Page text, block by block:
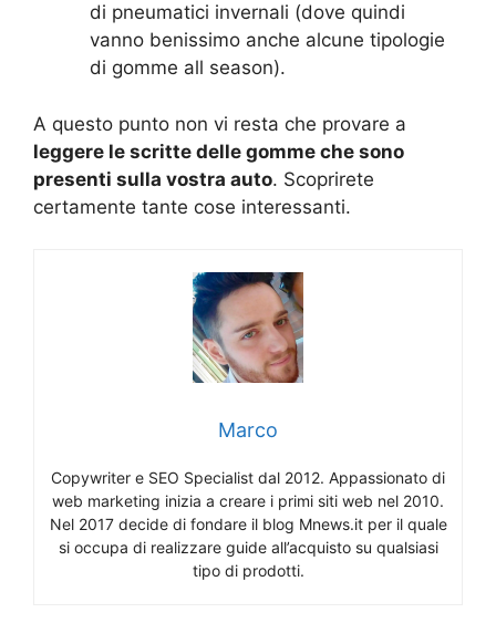
di pneumatici invernali (dove quindi
vanno benissimo anche alcune tipologie
di gomme all season).
A questo punto non vi resta che provare a
leggere le scritte delle gomme che sono
presenti sulla vostra auto. Scoprirete
certamente tante cose interessanti.
Marco
Copywriter e SEO Specialist dal 2012. Appassionato di
web marketing inizia a creare i primi siti web nel 2010.
Nel 2017 decide di fondare il blog Mnews.it per il quale
si occupa di realizzare guide all’acquisto su qualsiasi
tipo di prodotti.